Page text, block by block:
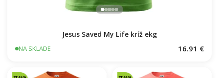
Jesus Saved My Life kríž ekg
NA SKLADE 16.91 €